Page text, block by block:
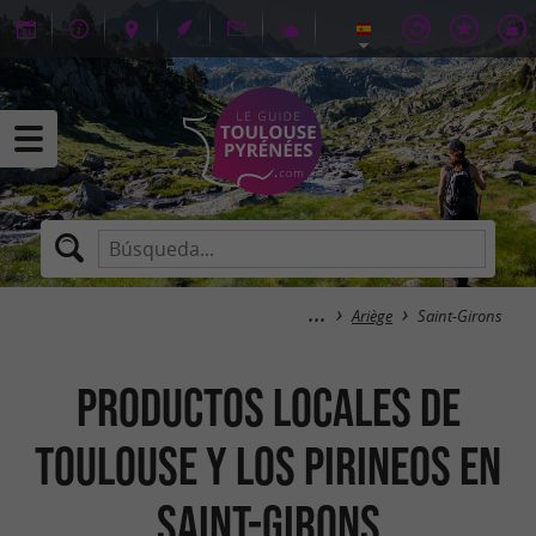
Ariège Saint-Girons
Productos locales de
Toulouse y los Pirineos en
Saint-Girons